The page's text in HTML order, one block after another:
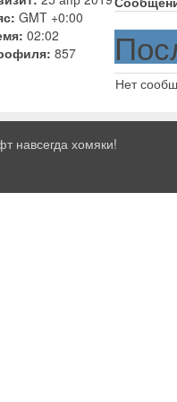
GMT +0:00
02:02
857
Нет
навсегда хомяки!